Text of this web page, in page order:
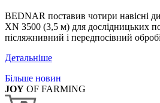
BEDNAR поставив чотири навісні
XN 3500 (3,5 м) для дослідницьких
післяжнивний і передпосівний
Детальніше
Більше новин
JOY OF FARMING